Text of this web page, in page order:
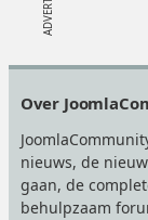
Over
nieuws, de
gaan, de
behulpzaam